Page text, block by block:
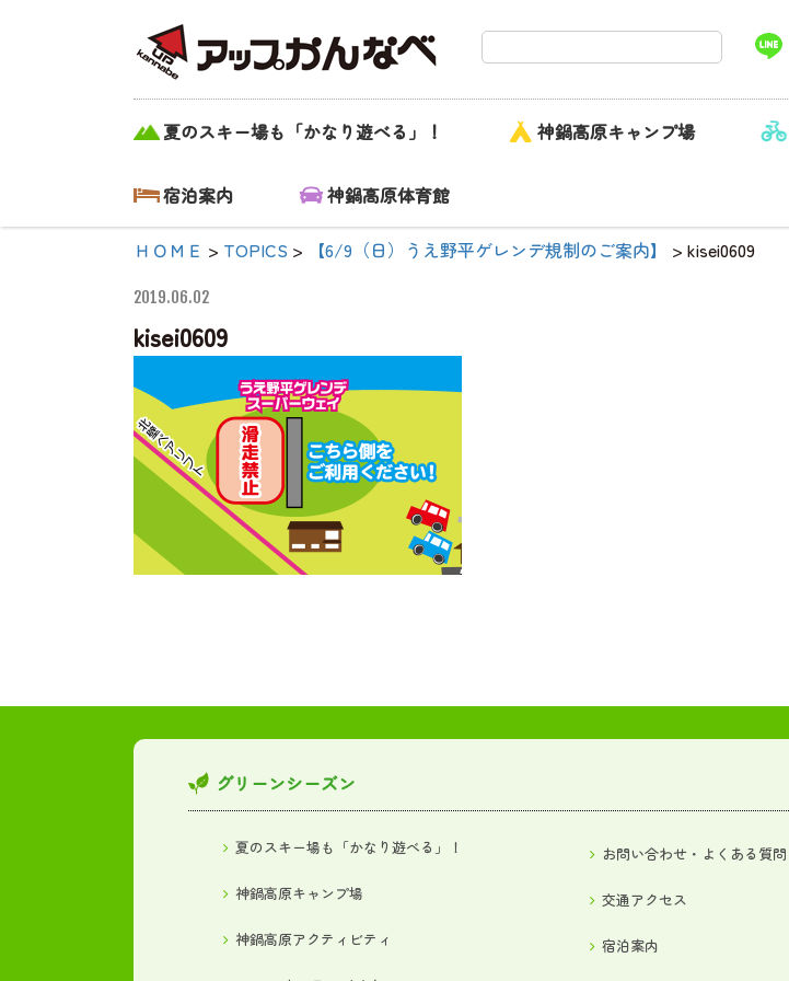
kisei0609|【公
式】アップかん
なべ｜兵庫県豊
岡市・関西 ア
ウトドア・キャ
ンプ場・熱気
球・高原アクテ
ィビティ
夏のスキー場も「かなり遊べる」！ 神鍋高原キャンプ場
宿泊案内 神鍋高原体育館
ＨＯＭＥ > TOPICS > 【6/9（日）うえ野平ゲレンデ規制のご案内】 > kisei0609
2019.06.02
kisei0609
グリーンシーズン
夏のスキー場も「かなり遊べる」！
神鍋高原キャンプ場
神鍋高原アクティビティ
お問い合わせ・よくある質問
交通アクセス
宿泊案内